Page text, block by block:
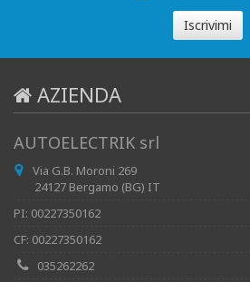
Iscrivimi
AZIENDA
AUTOELECTRIK srl
Via G.B. Moroni 269
24127 Bergamo (BG) IT
PI: 00227350162
CF: 00227350162
035262262